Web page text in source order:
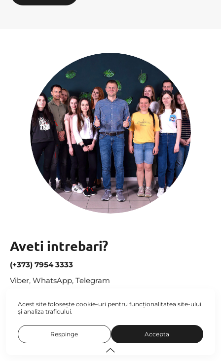
Aveti intrebari?
(+373) 7954 3333
Viber, WhatsApp, Telegram
Acest site folosește cookie-uri pentru funcționalitatea site-ului
și analiza traficului.
Respinge Accepta